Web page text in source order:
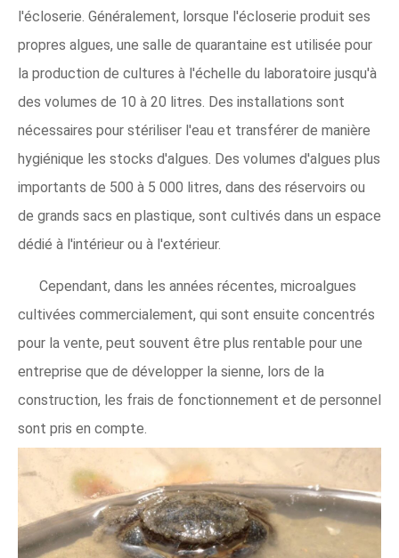
l'écloserie. Généralement, lorsque l'écloserie produit ses
propres algues, une salle de quarantaine est utilisée pour
la production de cultures à l'échelle du laboratoire jusqu'à
des volumes de 10 à 20 litres. Des installations sont
nécessaires pour stériliser l'eau et transférer de manière
hygiénique les stocks d'algues. Des volumes d'algues plus
importants de 500 à 5 000 litres, dans des réservoirs ou
de grands sacs en plastique, sont cultivés dans un espace
dédié à l'intérieur ou à l'extérieur.
Cependant, dans les années récentes, microalgues
cultivées commercialement, qui sont ensuite concentrés
pour la vente, peut souvent être plus rentable pour une
entreprise que de développer la sienne, lors de la
construction, les frais de fonctionnement et de personnel
sont pris en compte.